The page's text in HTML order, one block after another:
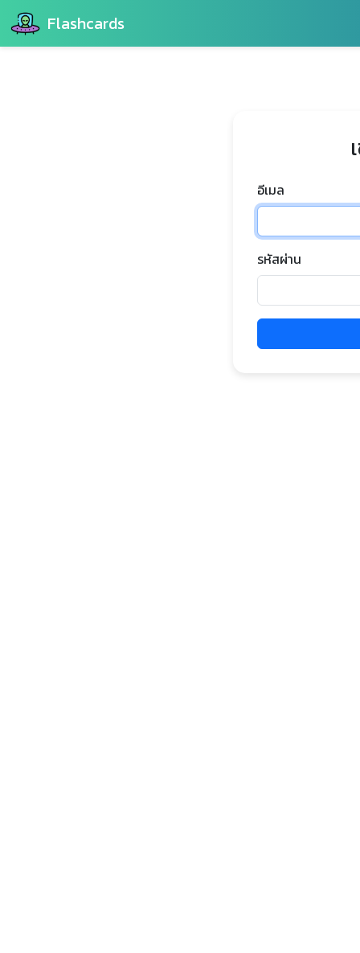
Flashcards
อีเมล
รหัสผ่าน